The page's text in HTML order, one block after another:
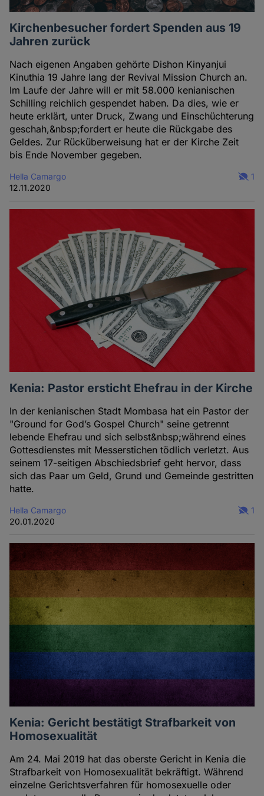
Kirchenbesucher fordert Spenden aus 19
Jahren zurück
Nach eigenen Angaben gehörte Dishon Kinyanjui
Kinuthia 19 Jahre lang der Revival Mission Church an.
Im Laufe der Jahre will er mit 58.000 kenianischen
Schilling reichlich gespendet haben. Da dies, wie er
heute erklärt, unter Druck, Zwang und Einschüchterung
geschah,&nbsp;fordert er heute die Rückgabe des
Geldes. Zur Rücküberweisung hat er der Kirche Zeit
bis Ende November gegeben.
Hella Camargo
12.11.2020
1
Kenia: Pastor ersticht Ehefrau in der Kirche
In der kenianischen Stadt Mombasa hat ein Pastor der
"Ground for God’s Gospel Church" seine getrennt
lebende Ehefrau und sich selbst&nbsp;während eines
Gottesdienstes mit Messerstichen tödlich verletzt. Aus
seinem 17-seitigen Abschiedsbrief geht hervor, dass
sich das Paar um Geld, Grund und Gemeinde gestritten
hatte.
Hella Camargo
20.01.2020
1
Kenia: Gericht bestätigt Strafbarkeit von
Homosexualität
Am 24. Mai 2019 hat das oberste Gericht in Kenia die
Strafbarkeit von Homosexualität bekräftigt. Während
einzelne Gerichtsverfahren für homosexuelle oder